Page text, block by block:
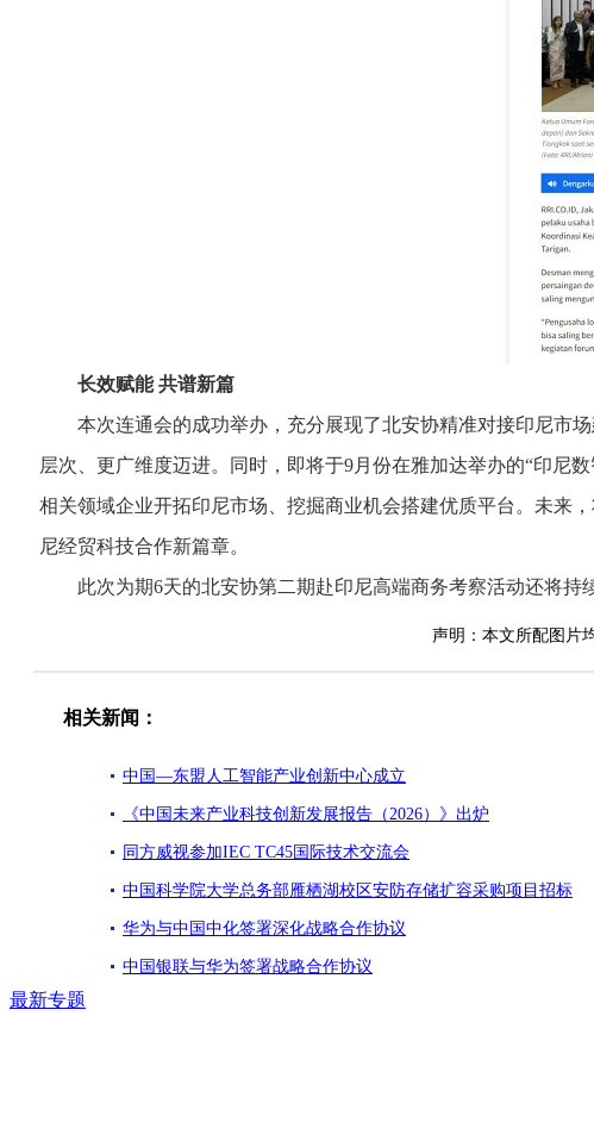
长效赋能 共谱新篇
本次连通会的成功举办，充分展现了北安协精准对接印尼市场
层次、更广维度迈进。同时，即将于9月份在雅加达举办的“印尼
相关领域企业开拓印尼市场、挖掘商业机会搭建优质平台。未来
尼经贸科技合作新篇章。
此次为期6天的北安协第二期赴印尼高端商务考察活动还将持
声明：本文所配图片
相关新闻：
中国—东盟人工智能产业创新中心成立
《中国未来产业科技创新发展报告（2026）》出炉
同方威视参加IEC TC45国际技术交流会
中国科学院大学总务部雁栖湖校区安防存储扩容采购项目招标
华为与中国中化签署深化战略合作协议
中国银联与华为签署战略合作协议
最新专题